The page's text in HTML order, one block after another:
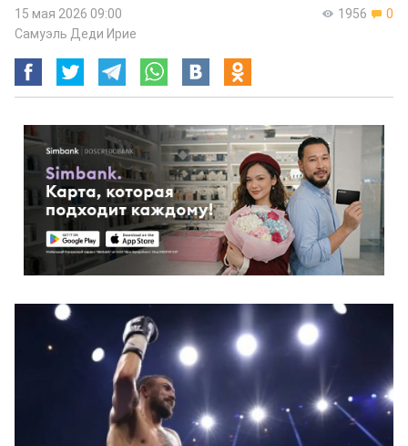
1956 0
15 мая 2026 09:00
Самуэль Деди Ирие